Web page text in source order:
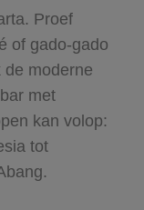
Proef
of gado-gado
de moderne
met
kan volop:
tot